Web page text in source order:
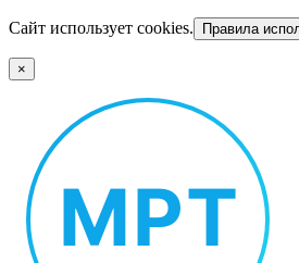
Сайт использует cookies. Правила
×